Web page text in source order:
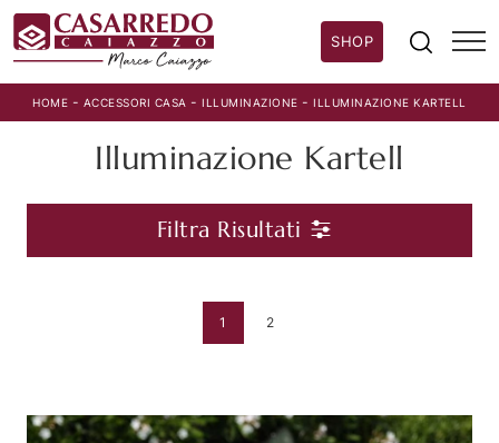
SHOP
HOME - ACCESSORI CASA -ILLUMINAZIONE -ILLUMINAZIONE KARTELL
Illuminazione Kartell
Filtra Risultati
1 2